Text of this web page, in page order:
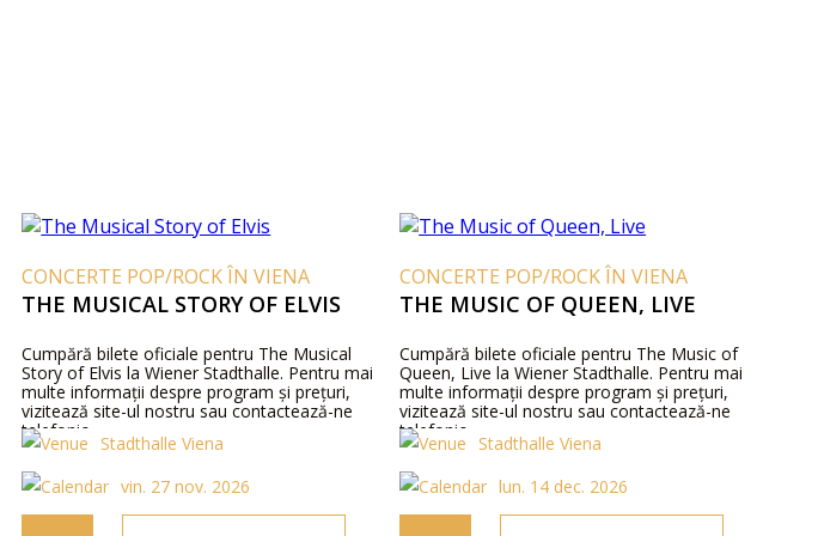
CONCERTE POP/ROCK ÎN VIENA
THE MUSICAL STORY OF ELVIS
Cumpără bilete oficiale pentru The Musical
Story of Elvis la Wiener Stadthalle. Pentru mai
multe informații despre program și prețuri,
vizitează site-ul nostru sau contactează-ne
telefonic.
Stadthalle Viena
vin. 27 nov. 2026
CONCERTE POP/ROCK ÎN VIENA
THE MUSIC OF QUEEN, LIVE
Cumpără bilete oficiale pentru The Music of
Queen, Live la Wiener Stadthalle. Pentru mai
multe informații despre program și prețuri,
vizitează site-ul nostru sau contactează-ne
telefonic.
Stadthalle Viena
lun. 14 dec. 2026